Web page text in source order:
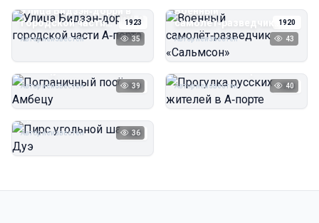
1923
Улица Бидзэн‑дорри в
городской части
А‑порта
Автор неизвестен 35
1920
Военный
самолёт‑разведчик
«Сальмсон»
Автор неизвестен 43
1923
Автор неизвестен 39 1923
Прогулка русских
Автор неизвестен 40
1923
Пирс угольной шахты
Автор неизвестен 36